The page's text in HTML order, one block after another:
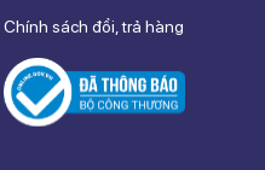
Chính sách đổi, trả hàng